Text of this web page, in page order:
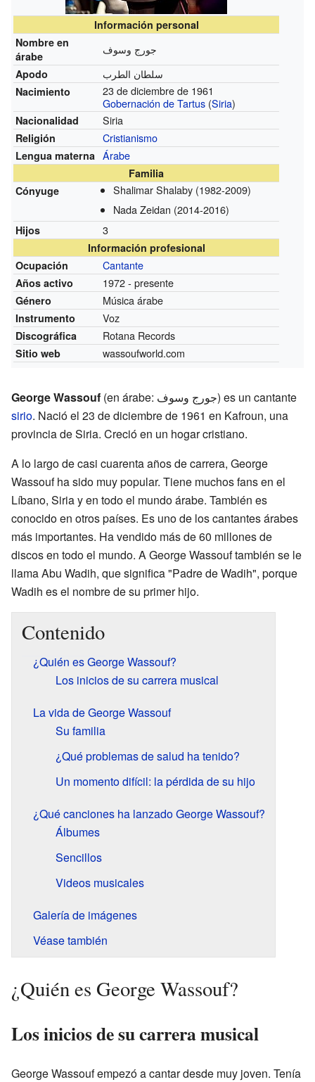
Información personal
Nombre en
árabe
جورج وسوف
Apodo سلطان الطرب
Nacimiento
23 de diciembre de 1961
Gobernación de Tartus (Siria)
Nacionalidad Siria
Religión Cristianismo
Lengua materna Árabe
Familia
Cónyuge
Shalimar Shalaby (1982-2009)
Nada Zeidan (2014-2016)
Hijos 3
Información profesional
Ocupación
Cantante
Años activo 1972 - presente
Género Música árabe
Instrumento Voz
Discográfica Rotana Records
Sitio web wassoufworld.com
George Wassouf
(en árabe: جورج وسوف) es un cantante
sirio. Nació el 23 de diciembre de 1961 en Kafroun, una
provincia de Siria. Creció en un hogar cristiano.
A lo largo de casi cuarenta años de carrera, George
Wassouf ha sido muy popular. Tiene muchos fans en el
Líbano, Siria y en todo el mundo árabe. También es
conocido en otros países. Es uno de los cantantes árabes
más importantes. Ha vendido más de 60 millones de
discos en todo el mundo. A George Wassouf también se le
llama Abu Wadih, que significa "Padre de Wadih", porque
Wadih es el nombre de su primer hijo.
Contenido
¿Quién es George Wassouf?
Los inicios de su carrera musical
La vida de George Wassouf
Su familia
¿Qué problemas de salud ha tenido?
Un momento difícil: la pérdida de su hijo
¿Qué canciones ha lanzado George Wassouf?
Álbumes
Sencillos
Videos musicales
Galería de imágenes
Véase también
¿Quién es George Wassouf?
Los inicios de su carrera musical
George Wassouf empezó a cantar desde muy joven. Tenía